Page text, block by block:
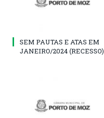
SEM PAUTAS E ATAS EM
JANEIRO/2024 (RECESSO)